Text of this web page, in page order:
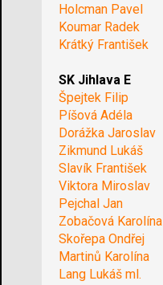
Holcman Pavel
Koumar Radek
Krátký František
SK Jihlava E
Špejtek Filip
Píšová Adéla
Dorážka Jaroslav
Zikmund Lukáš
Slavík František
Viktora Miroslav
Pejchal Jan
Zobačová Karolína
Skořepa Ondřej
Martinů Karolína
Lang Lukáš ml.